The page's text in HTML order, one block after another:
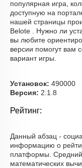
популярная игра,
доступную на
нашей страницы
Belote . Нужно ли
вы любите
версии помогут вам
вариант игры.
Установок: 490000
Версия: 2.1.8
Рейтинг:
Данный абзац -
информацию о
платформы. Средний
математических